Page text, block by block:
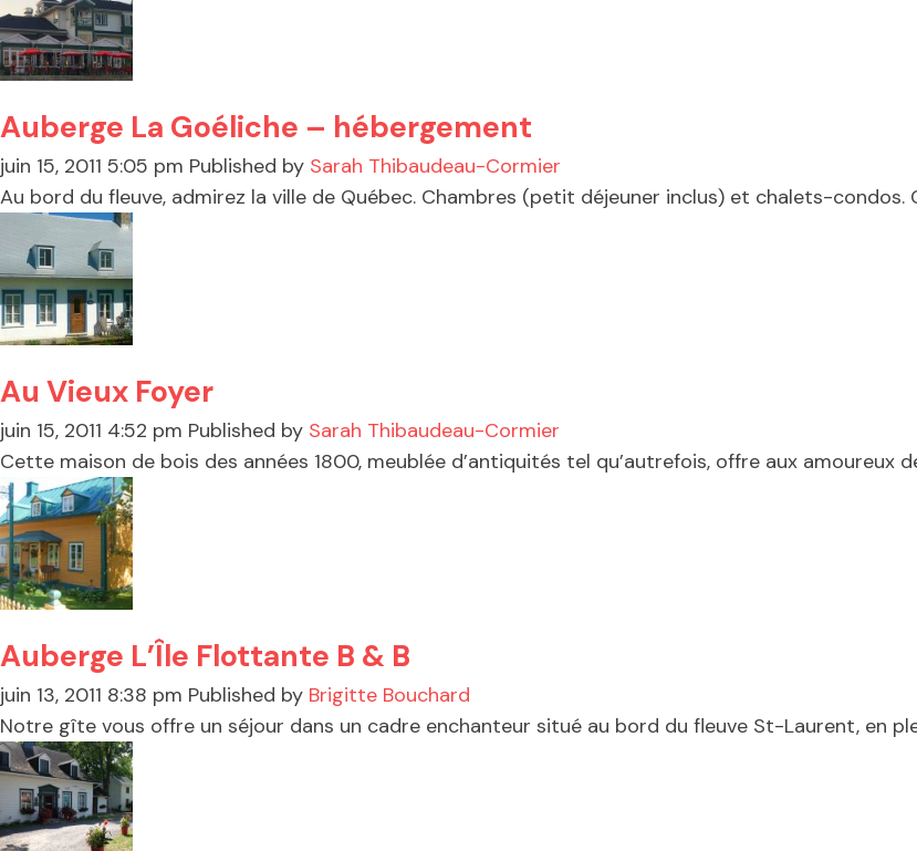
Auberge La Goéliche – hébergement
juin 15, 2011 5:05 pm Published by Sarah Thibaudeau-Cormier
Au bord du fleuve, admirez la ville de Québec. Chambres (petit déjeuner inclus) et chalets-condos.
Au Vieux Foyer
juin 15, 2011 4:52 pm Published by Sarah Thibaudeau-Cormier
Cette maison de bois des années 1800, meublée d’antiquités tel qu’autrefois, offre aux amoureux
Auberge L’Île Flottante B & B
juin 13, 2011 8:38 pm Published by Brigitte Bouchard
Notre gîte vous offre un séjour dans un cadre enchanteur situé au bord du fleuve St-Laurent, en